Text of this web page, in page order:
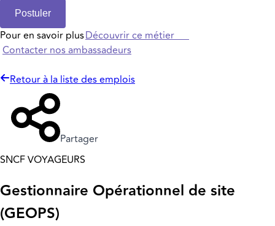
Postuler
Pour en savoir plusDécouvrir ce métier
Contacter nos ambassadeurs
Retour à la liste des emplois
Partager
SNCF VOYAGEURS
Gestionnaire Opérationnel de site
(GEOPS)